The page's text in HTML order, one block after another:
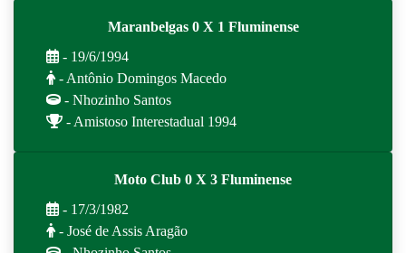
Maranbelgas 0 X 1 Fluminense
- 19/6/1994
- Antônio Domingos Macedo
- Nhozinho Santos
- Amistoso Interestadual 1994
Moto Club 0 X 3 Fluminense
- 17/3/1982
- José de Assis Aragão